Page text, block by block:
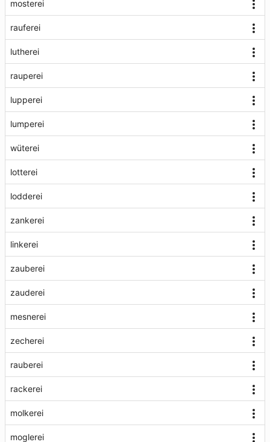
mosterei
rauferei
lutherei
rauperei
lupperei
lumperei
wüterei
lotterei
lodderei
zankerei
linkerei
zauberei
zauderei
mesnerei
zecherei
rauberei
rackerei
molkerei
moglerei